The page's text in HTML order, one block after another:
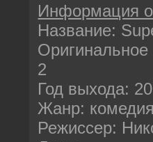
Информация
Название:
2
Год выхода:
Жанр:
Режиссер: